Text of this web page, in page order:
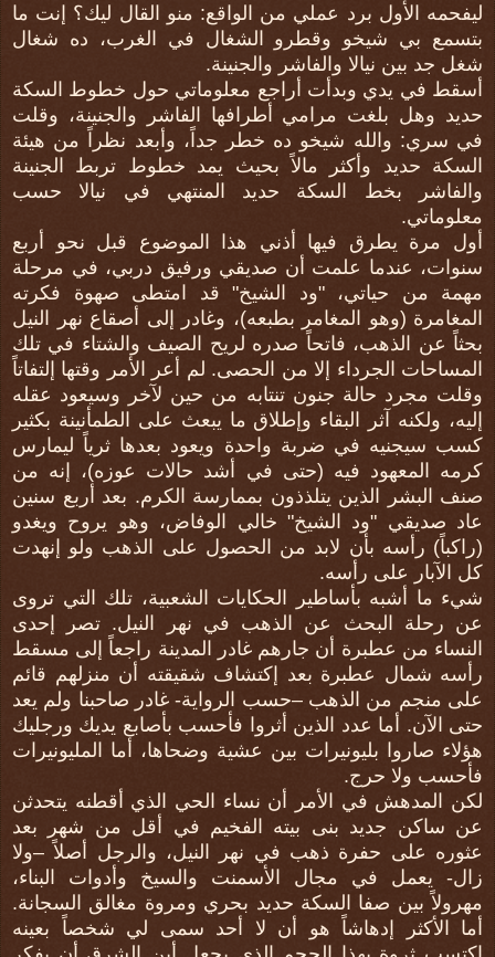
ليفحمه الأول برد عملي من الواقع: منو القال ليك؟ إنت ما
بتسمع بي شيخو وقطرو الشغال في الغرب، ده شغال
شغل جد بين نيالا والفاشر والجنينة.
أسقط في يدي وبدأت أراجع معلوماتي حول خطوط السكة
حديد وهل بلغت مرامي أطرافها الفاشر والجنينة، وقلت
في سري: والله شيخو ده خطر جداً، وأبعد نظراً من هيئة
السكة حديد وأكثر مالاً بحيث يمد خطوط تربط الجنينة
والفاشر بخط السكة حديد المنتهي في نيالا حسب
معلوماتي.
أول مرة يطرق فيها أذني هذا الموضوع قبل نحو أربع
سنوات، عندما علمت أن صديقي ورفيق دربي، في مرحلة
مهمة من حياتي، "ود الشيخ" قد امتطى صهوة فكرته
المغامرة (وهو المغامر بطبعه)، وغادر إلى أصقاع نهر النيل
بحثاً عن الذهب، فاتحاً صدره لريح الصيف والشتاء في تلك
المساحات الجرداء إلا من الحصى. لم أعر الأمر وقتها إلتفاتاً
وقلت مجرد حالة جنون تنتابه من حين لآخر وسيعود عقله
إليه، ولكنه آثر البقاء وإطلاق ما يبعث على الطمأنينة بكثير
كسب سيجنيه في ضربة واحدة ويعود بعدها ثرياً ليمارس
كرمه المعهود فيه (حتى في أشد حالات عوزه)، إنه من
صنف البشر الذين يتلذذون بممارسة الكرم. بعد أربع سنين
عاد صديقي "ود الشيخ" خالي الوفاض، وهو يروح ويغدو
(راكباً) رأسه بأن لابد من الحصول على الذهب ولو إنهدت
كل الآبار على رأسه.
شيء ما أشبه بأساطير الحكايات الشعبية، تلك التي تروى
عن رحلة البحث عن الذهب في نهر النيل. تصر إحدى
النساء من عطبرة أن جارهم غادر المدينة راجعاً إلى مسقط
رأسه شمال عطبرة بعد إكتشاف شقيقته أن منزلهم قائم
على منجم من الذهب –حسب الرواية- غادر صاحبنا ولم يعد
حتى الآن. أما عدد الذين أثروا فأحسب بأصابع يديك ورجليك
هؤلاء صاروا بليونيرات بين عشية وضحاها، أما المليونيرات
فأحسب ولا حرج.
لكن المدهش في الأمر أن نساء الحي الذي أقطنه يتحدثن
عن ساكن جديد بنى بيته الفخيم في أقل من شهر بعد
عثوره على حفرة ذهب في نهر النيل، والرجل أصلاً –ولا
زال- يعمل في مجال الأسمنت والسيخ وأدوات البناء،
مهرولاً بين صفا السكة حديد بحري ومروة مغالق السجانة.
أما الأكثر إدهاشاً هو أن لا أحد سمى لي شخصاً بعينه